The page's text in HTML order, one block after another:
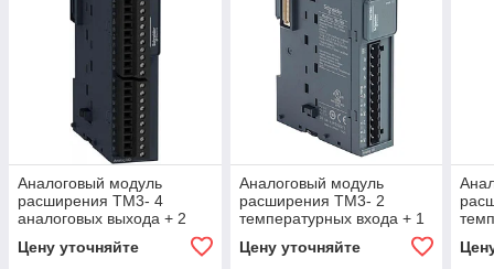
Аналоговый модуль
расширения ТМ3- 4
аналоговых выхода + 2
Цену уточняйте
Аналоговый модуль
расширения ТМ3- 2
температурных входа + 1
Цену уточняйте